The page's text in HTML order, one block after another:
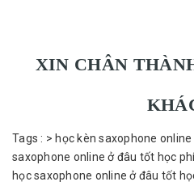
XIN CHÂN
Tags : >học kèn saxophone online
saxophone online ở đâu tốt học
học saxophone online ở đâu tốt